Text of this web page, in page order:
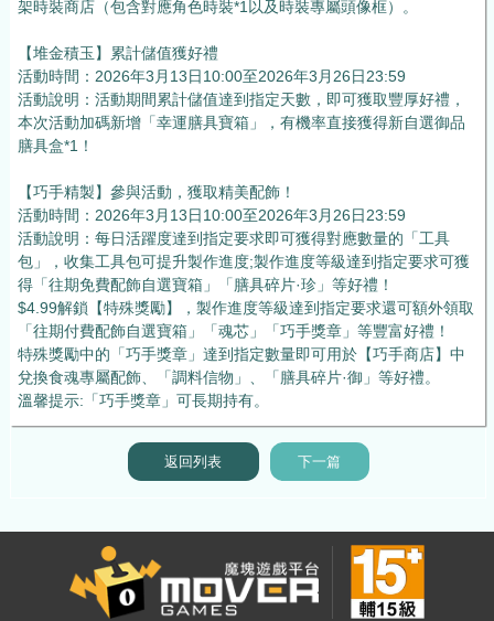
架時裝商店（包含對應角色時裝*1以及時裝專屬頭像框）。
【堆金積玉】累計儲值獲好禮
活動時間：2026年3月13日10:00至2026年3月26日23:59
活動說明：活動期間累計儲值達到指定天數，即可獲取豐厚好禮，
本次活動加碼新增「幸運膳具寶箱」，有機率直接獲得新自選御品
膳具盒*1！
【巧手精製】參與活動，獲取精美配飾！
活動時間：2026年3月13日10:00至2026年3月26日23:59
活動說明：每日活躍度達到指定要求即可獲得對應數量的「工具
包」，收集工具包可提升製作進度;製作進度等級達到指定要求可獲
得「往期免費配飾自選寶箱」「膳具碎片·珍」等好禮！
$4.99解鎖【特殊獎勵】，製作進度等級達到指定要求還可額外領取
「往期付費配飾自選寶箱」「魂芯」「巧手獎章」等豐富好禮！
特殊獎勵中的「巧手獎章」達到指定數量即可用於【巧手商店】中
兌換食魂專屬配飾、「調料信物」、「膳具碎片·御」等好禮。
溫馨提示:「巧手獎章」可長期持有。
返回列表 下一篇